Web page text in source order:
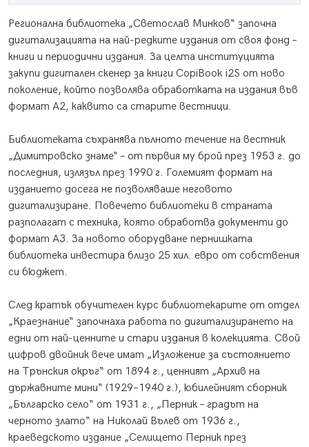
Регионална библиотека „Светослав Минков“ започна
дигитализацията на най-редките издания от своя фонд –
книги и периодични издания. За целта институцията
закупи дигитален скенер за книги CopiBook i2S от ново
поколение, който позволява обработката на издания във
формат А2, каквито са старите вестници.
Библиотеката съхранява пълното течение на вестник
„Димитровско знаме“ – от първия му брой през 1953 г. до
последния, излязъл през 1990 г. Големият формат на
изданието досега не позволяваше неговото
дигитализиране. Повечето библиотеки в страната
разполагат с техника, която обработва документи до
формат А3. За новото оборудване пернишката
библиотека инвестира близо 25 хил. евро от собствения
си бюджет.
След кратък обучителен курс библиотекарите от отдел
„Краезнание“ започнаха работа по дигитализирането на
едни от най-ценните и стари издания в колекцията. Свой
цифров двойник вече имат „Изложение за състоянието
на Трънския окръг“ от 1894 г., ценният „Архив на
държавните мини“ (1929–1940 г.), юбилейният сборник
„Българско село“ от 1931 г., „Перник – градът на
черното злато“ на Николай Вълев от 1936 г.,
краеведското издание „Селището Перник през